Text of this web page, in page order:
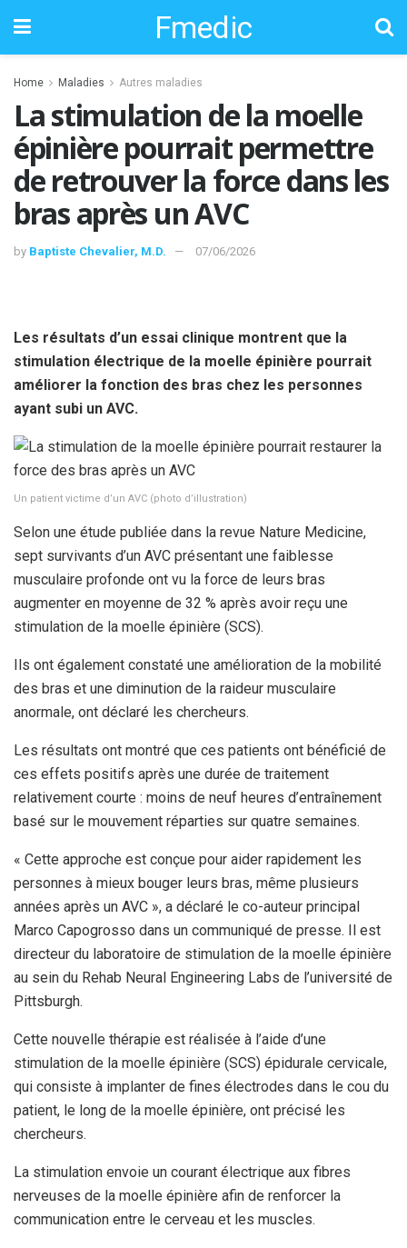
Fmedic
Home Maladies Autres maladies
La stimulation de la moelle
épinière pourrait permettre
de retrouver la force dans les
bras après un AVC
by Baptiste Chevalier, M.D. 07/06/2026
Les résultats d’un essai clinique montrent que la
stimulation électrique de la moelle épinière pourrait
améliorer la fonction des bras chez les personnes
ayant subi un AVC.
Un patient victime d’un AVC (photo d’illustration)
Selon une étude publiée dans la revue Nature Medicine,
sept survivants d’un AVC présentant une faiblesse
musculaire profonde ont vu la force de leurs bras
augmenter en moyenne de 32 % après avoir reçu une
stimulation de la moelle épinière (SCS).
Ils ont également constaté une amélioration de la mobilité
des bras et une diminution de la raideur musculaire
anormale, ont déclaré les chercheurs.
Les résultats ont montré que ces patients ont bénéficié de
ces effets positifs après une durée de traitement
relativement courte : moins de neuf heures d’entraînement
basé sur le mouvement réparties sur quatre semaines.
« Cette approche est conçue pour aider rapidement les
personnes à mieux bouger leurs bras, même plusieurs
années après un AVC », a déclaré le co-auteur principal
Marco Capogrosso dans un communiqué de presse. Il est
directeur du laboratoire de stimulation de la moelle épinière
au sein du Rehab Neural Engineering Labs de l’université de
Pittsburgh.
Cette nouvelle thérapie est réalisée à l’aide d’une
stimulation de la moelle épinière (SCS) épidurale cervicale,
qui consiste à implanter de fines électrodes dans le cou du
patient, le long de la moelle épinière, ont précisé les
chercheurs.
La stimulation envoie un courant électrique aux fibres
nerveuses de la moelle épinière afin de renforcer la
communication entre le cerveau et les muscles.